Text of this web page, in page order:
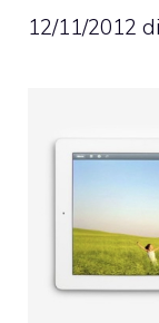
12/11/2012 di